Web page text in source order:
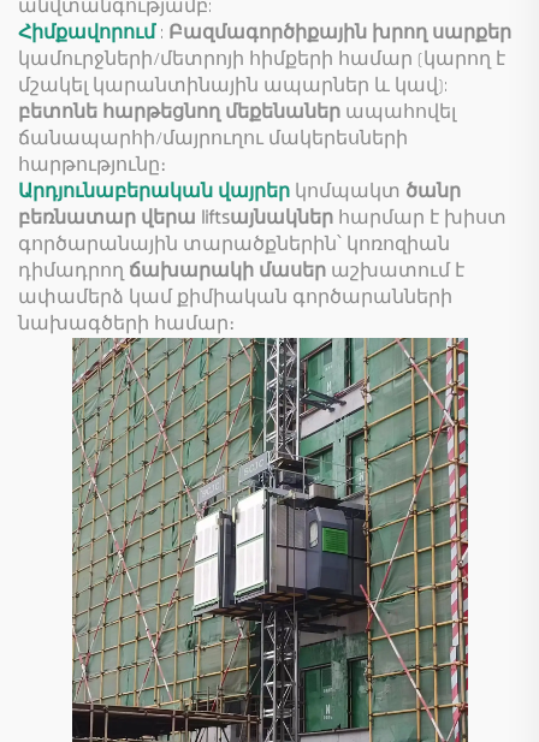
անվտանգությամբ:
Հիմքավորում: Բազմագործիքային խրող սարքեր
կամուրջների/մետրոյի հիմքերի համար (կարող է
մշակել կարանտինային ապարներ և կավ):
բետոնե հարթեցնող մեքենաներ ապահովել
ճանապարհի/մայրուղու մակերեսների
հարթությունը։
Արդյունաբերական վայրեր կոմպակտ ծանր
բեռնատար վերա liftsայնակներ հարմար է խիստ
գործարանային տարածքներին՝ կոռոզիան
դիմադրող ճախարակի մասեր աշխատում է
ափամերձ կամ քիմիական գործարանների
նախագծերի համար։